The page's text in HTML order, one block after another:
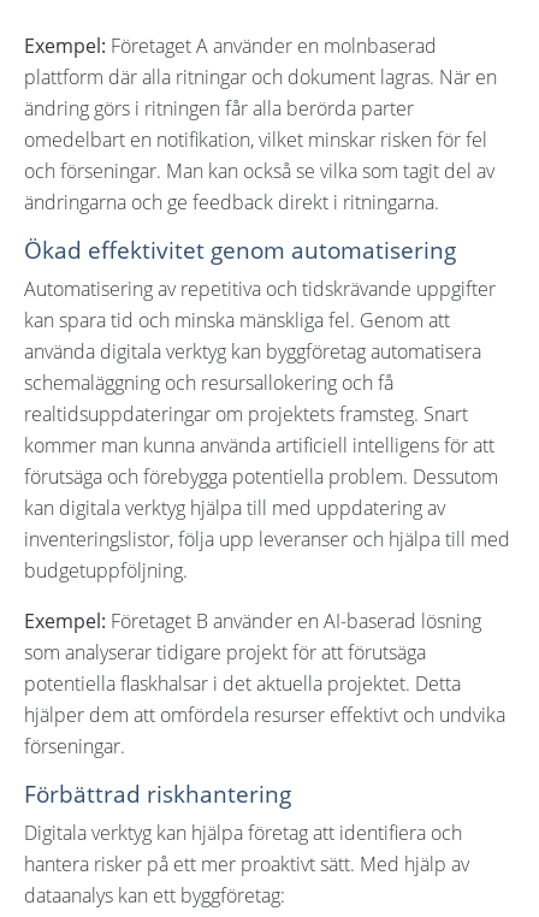
Exempel: Företaget A använder en molnbaserad
plattform där alla ritningar och dokument lagras. När en
ändring görs i ritningen får alla berörda parter
omedelbart en notifikation, vilket minskar risken för fel
och förseningar. Man kan också se vilka som tagit del av
ändringarna och ge feedback direkt i ritningarna.
Ökad effektivitet genom automatisering
Automatisering av repetitiva och tidskrävande uppgifter
kan spara tid och minska mänskliga fel. Genom att
använda digitala verktyg kan byggföretag automatisera
schemaläggning och resursallokering och få
realtidsuppdateringar om projektets framsteg. Snart
kommer man kunna använda artificiell intelligens för att
förutsäga och förebygga potentiella problem. Dessutom
kan digitala verktyg hjälpa till med uppdatering av
inventeringslistor, följa upp leveranser och hjälpa till med
budgetuppföljning.
Exempel: Företaget B använder en AI-baserad lösning
som analyserar tidigare projekt för att förutsäga
potentiella flaskhalsar i det aktuella projektet. Detta
hjälper dem att omfördela resurser effektivt och undvika
förseningar.
Förbättrad riskhantering
Digitala verktyg kan hjälpa företag att identifiera och
hantera risker på ett mer proaktivt sätt. Med hjälp av
dataanalys kan ett byggföretag: